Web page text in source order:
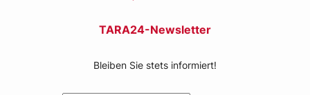
TARA24-Newsletter
Bleiben Sie stets informiert!